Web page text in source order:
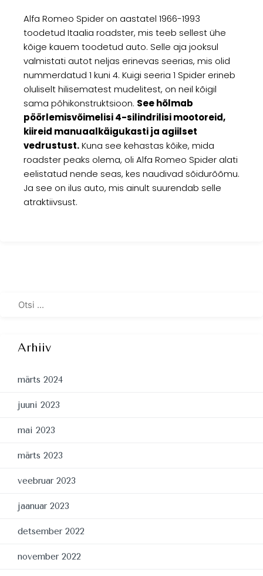
Alfa Romeo Spider on aastatel 1966-1993
toodetud Itaalia roadster, mis teeb sellest ühe
kõige kauem toodetud auto. Selle aja jooksul
valmistati autot neljas erinevas seerias, mis olid
nummerdatud 1 kuni 4. Kuigi seeria 1 Spider erineb
oluliselt hilisematest mudelitest, on neil kõigil
sama põhikonstruktsioon. See hõlmab
pöörlemisvõimelisi 4-silindrilisi mootoreid,
kiireid manuaalkäigukasti ja agiilset
vedrustust.Kuna see kehastas kõike, mida
roadster peaks olema, oli Alfa Romeo Spider alati
eelistatud nende seas, kes naudivad sõidurõõmu.
Ja see on ilus auto, mis ainult suurendab selle
atraktiivsust.
Arhiiv
märts 2024
juuni 2023
mai 2023
märts 2023
veebruar 2023
jaanuar 2023
detsember 2022
november 2022